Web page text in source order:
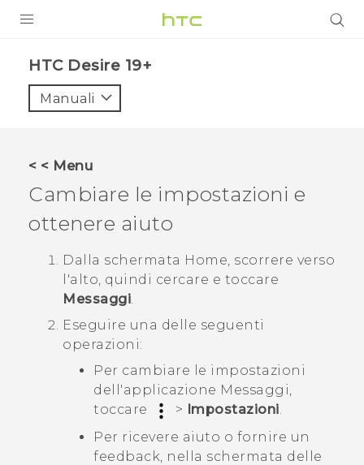
VIVE
VIVERSE
ASSISTENZA
Accessori e dispositivi HTC
Accesso
‎HTC Desire 19+‎‎
Manuali
< < Menu
Cambiare le impostazioni e
ottenere aiuto
Dalla schermata Home, scorrere verso
l'alto, quindi cercare e toccare
Messaggi.
Eseguire una delle seguenti
operazioni:
Per cambiare le impostazioni
dell'applicazione Messaggi,
toccare
> Impostazioni.
Per ricevere aiuto o fornire un
feedback, nella schermata delle